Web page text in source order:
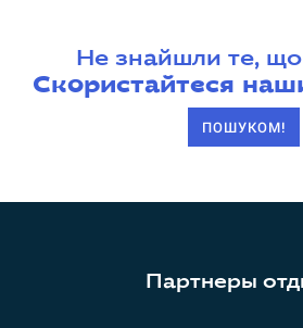
Не знайшли те,
Скористайтеся
ПОШУКОМ!
Партнеры